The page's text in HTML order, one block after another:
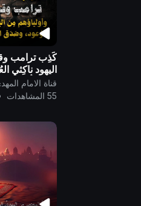
كَذِب ترامب
اليهود ناكِثي
الله رَبُّ
قناة الامام
55 المشاهدات